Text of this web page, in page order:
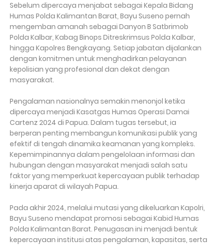
Sebelum dipercaya menjabat sebagai Kepala Bidang
Humas Polda Kalimantan Barat, Bayu Suseno pernah
mengemban amanah sebagai Danyon B Satbrimob
Polda Kalbar, Kabag Binops Ditreskrimsus Polda Kalbar,
hingga Kapolres Bengkayang. Setiap jabatan dijalankan
dengan komitmen untuk menghadirkan pelayanan
kepolisian yang profesional dan dekat dengan
masyarakat.
Pengalaman nasionalnya semakin menonjol ketika
dipercaya menjadi Kasatgas Humas Operasi Damai
Cartenz 2024 di Papua. Dalam tugas tersebut, ia
berperan penting membangun komunikasi publik yang
efektif di tengah dinamika keamanan yang kompleks.
Kepemimpinannya dalam pengelolaan informasi dan
hubungan dengan masyarakat menjadi salah satu
faktor yang memperkuat kepercayaan publik terhadap
kinerja aparat di wilayah Papua.
Pada akhir 2024, melalui mutasi yang dikeluarkan Kapolri,
Bayu Suseno mendapat promosi sebagai Kabid Humas
Polda Kalimantan Barat. Penugasan ini menjadi bentuk
kepercayaan institusi atas pengalaman, kapasitas, serta